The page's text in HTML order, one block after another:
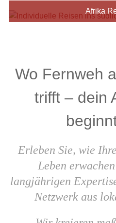
Afrika
Wo Fernweh
trifft – dein
Erleben Sie, wie
Leben
langjährigen
Netzwerk aus